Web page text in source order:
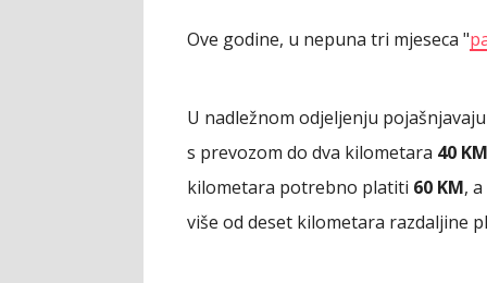
Ove godine, u nepuna tri mjeseca "
U nadležnom odjeljenju
s prevozom do dva kilometara 40 KM
kilometara potrebno platiti 60 KM,
više od deset kilometara razdaljine